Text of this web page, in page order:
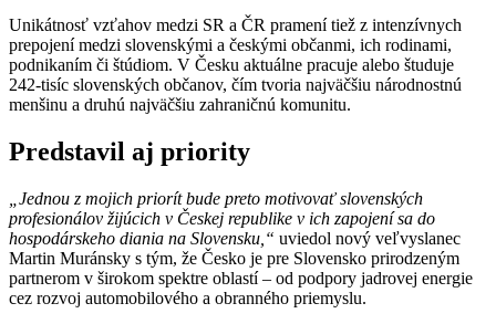
Unikátnosť vzťahov medzi SR a ČR pramení tiež z intenzívnych
prepojení medzi slovenskými a českými občanmi, ich rodinami,
podnikaním či štúdiom. V Česku aktuálne pracuje alebo študuje
242-tisíc slovenských občanov, čím tvoria najväčšiu národnostnú
menšinu a druhú najväčšiu zahraničnú komunitu.
Predstavil aj priority
„Jednou z mojich priorít bude preto motivovať slovenských
profesionálov žijúcich v Českej republike v ich zapojení sa do
hospodárskeho diania na Slovensku,“ uviedol nový veľvyslanec
Martin Muránsky s tým, že Česko je pre Slovensko prirodzeným
partnerom v širokom spektre oblastí – od podpory jadrovej energie
cez rozvoj automobilového a obranného priemyslu.